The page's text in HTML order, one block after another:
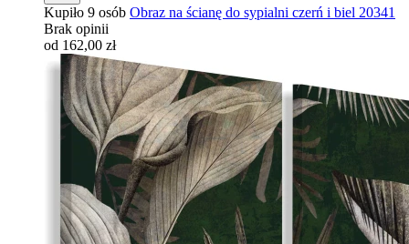
Kupiło 9 osób Obraz na ścianę do sypialni czerń i biel 20341
Brak opinii
od 162,00 zł